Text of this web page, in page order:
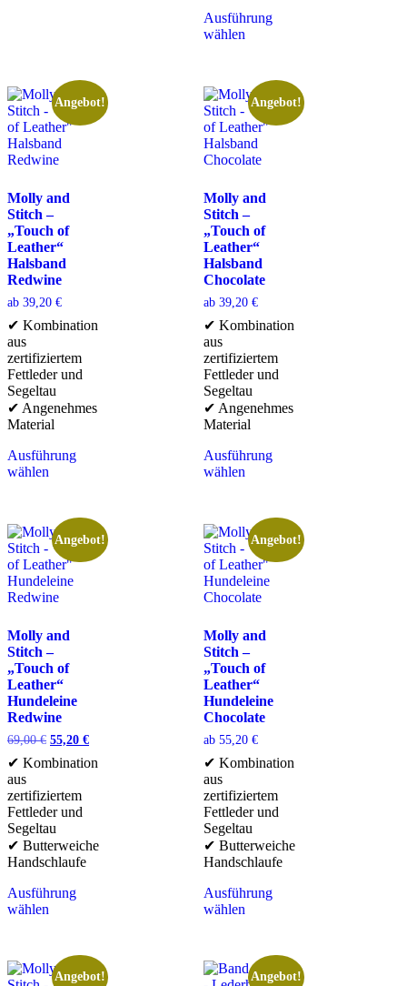
Ausführung
wählen
Angebot!
Molly and
Stitch –
„Touch of
Leather“
Halsband
Redwine
ab 39,20 €
✔ Kombination
aus
zertifiziertem
Fettleder und
Segeltau
✔ Angenehmes
Material
Ausführung
wählen
Angebot!
Molly and
Stitch –
„Touch of
Leather“
Halsband
Chocolate
ab 39,20 €
✔ Kombination
aus
zertifiziertem
Fettleder und
Segeltau
✔ Angenehmes
Material
Ausführung
wählen
Angebot!
Molly and
Stitch –
„Touch of
Leather“
Hundeleine
Redwine
69,00€ 55,20 €
✔ Kombination
aus
zertifiziertem
Fettleder und
Segeltau
✔ Butterweiche
Handschlaufe
Ausführung
wählen
Angebot!
Molly and
Stitch –
„Touch of
Leather“
Hundeleine
Chocolate
ab 55,20 €
✔ Kombination
aus
zertifiziertem
Fettleder und
Segeltau
✔ Butterweiche
Handschlaufe
Ausführung
wählen
Angebot! Angebot!